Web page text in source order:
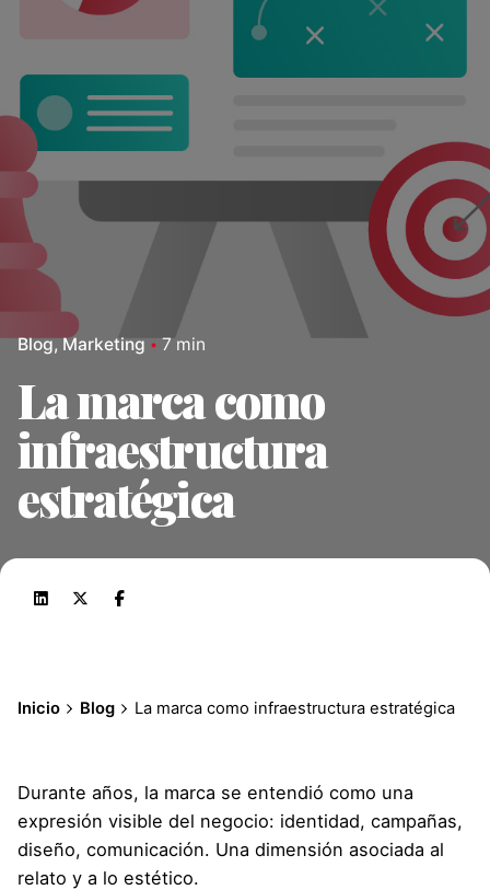
Blog Marketing 7 min
La marca como
infraestructura
estratégica
Inicio Blog La marca como infraestructura estratégica
Durante años, la marca se entendió como una
expresión visible del negocio: identidad, campañas,
diseño, comunicación. Una dimensión asociada al
relato y a lo estético.